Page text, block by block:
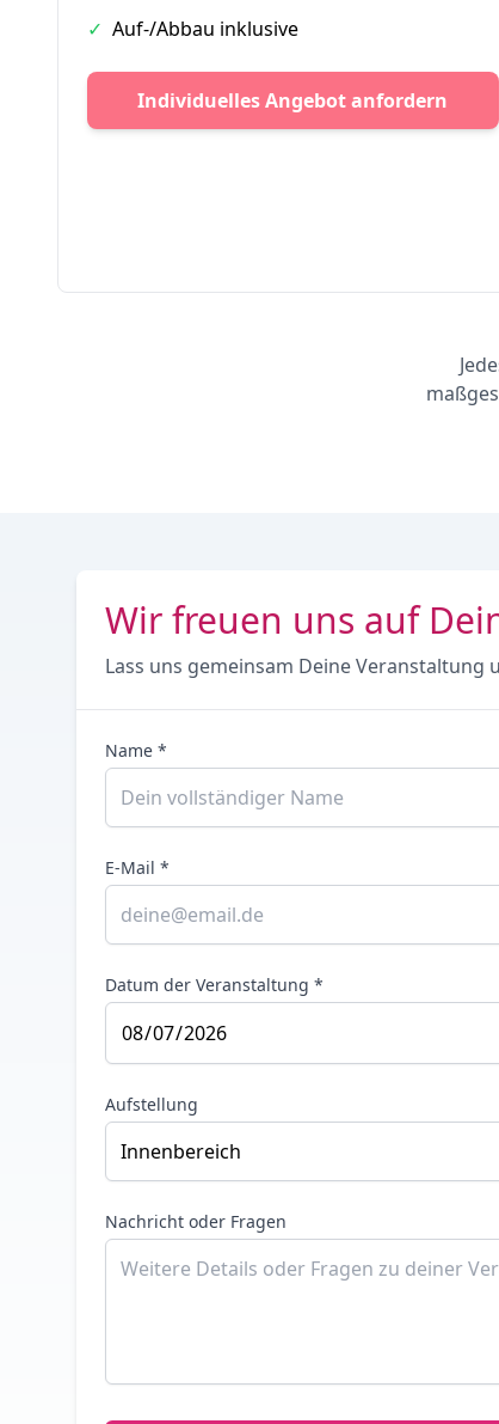
✓ Auf-/Abbau inklusive
Individuelles Angebot anfordern
Wir freuen uns auf
Lass uns gemeinsam Deine Veranstaltung
Name *
E-Mail *
Datum der Veranstaltung *
Aufstellung
Nachricht oder Fragen